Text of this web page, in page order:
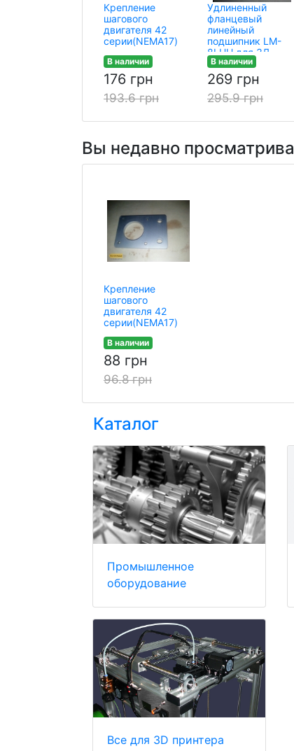
Крепление
шагового
двигателя 42
серии(NEMA17)
В наличии
176 грн
193.6 грн
Удлиненный
фланцевый
линейный
подшипник LM-
8LUU для 3Д
принтера
В наличии
269 грн
295.9 грн
Вы недавно
Крепление
шагового
двигателя 42
серии(NEMA17)
В наличии
88 грн
96.8 грн
Каталог
Промышленное
оборудование
Все для 3D принтера